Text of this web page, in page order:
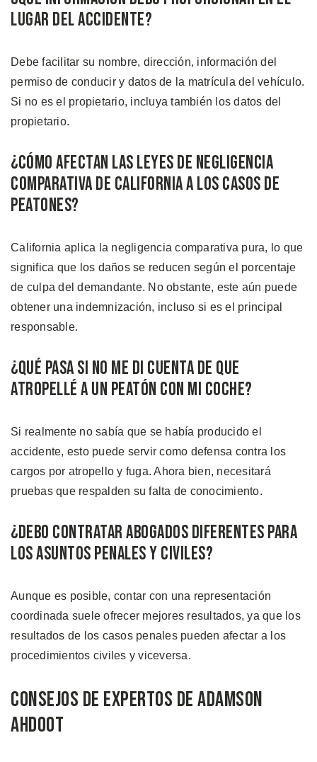
Lugar del Accidente?
Debe facilitar su nombre, dirección, información del
permiso de conducir y datos de la matrícula del vehículo.
Si no es el propietario, incluya también los datos del
propietario.
¿Cómo Afectan las Leyes de Negligencia
Comparativa de California a los Casos de
Peatones?
California aplica la negligencia comparativa pura, lo que
significa que los daños se reducen según el porcentaje
de culpa del demandante. No obstante, este aún puede
obtener una indemnización, incluso si es el principal
responsable.
¿Qué Pasa si no me di Cuenta de Que
Atropellé a un Peatón Con mi Coche?
Si realmente no sabía que se había producido el
accidente, esto puede servir como defensa contra los
cargos por atropello y fuga. Ahora bien, necesitará
pruebas que respalden su falta de conocimiento.
¿Debo Contratar Abogados Diferentes Para
Los Asuntos Penales y Civiles?
Aunque es posible, contar con una representación
coordinada suele ofrecer mejores resultados, ya que los
resultados de los casos penales pueden afectar a los
procedimientos civiles y viceversa.
Consejos de Expertos de Adamson
Ahdoot